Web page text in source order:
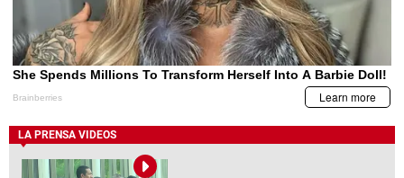
LA PRENSA VIDEOS